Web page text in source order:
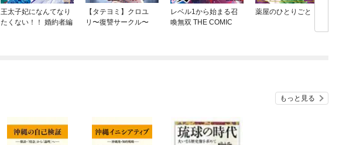
王太子妃になんてなり
たくない！！ 婚約者編
【タテヨミ】クロユ
リ〜復讐サークル〜
レベル1から始まる召
喚無双 THE COMIC
薬屋のひとりごと
もっと見る